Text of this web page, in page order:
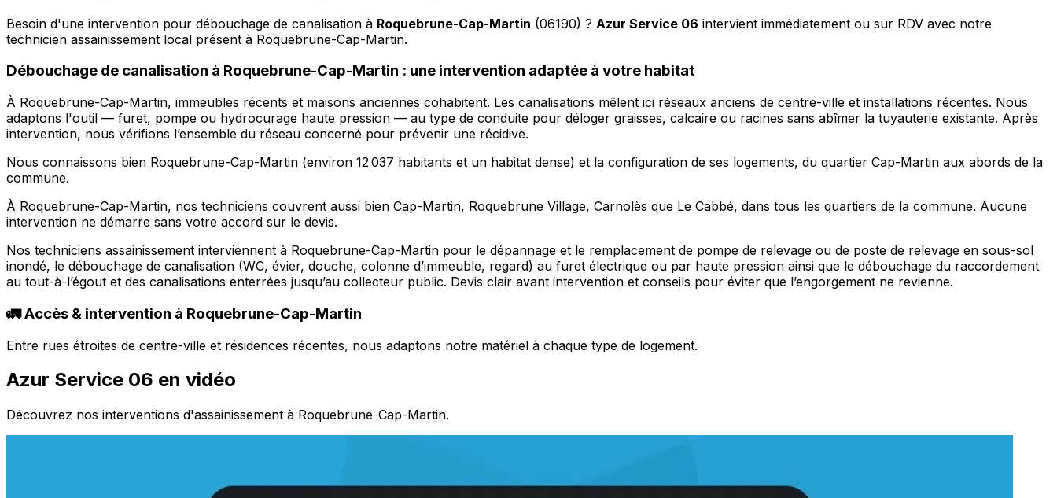
Besoin d'une intervention pour débouchage de canalisation à Roquebrune-Cap-Martin (06190) ? Azur Service 06 intervient immédiatement ou sur RDV avec notre
technicien assainissement local présent à Roquebrune-Cap-Martin.
Débouchage de canalisation à Roquebrune-Cap-Martin : une intervention adaptée à votre habitat
À Roquebrune-Cap-Martin, immeubles récents et maisons anciennes cohabitent. Les canalisations mêlent ici réseaux anciens de centre-ville et installations récentes. Nous
adaptons l'outil — furet, pompe ou hydrocurage haute pression — au type de conduite pour déloger graisses, calcaire ou racines sans abîmer la tuyauterie existante. Après
intervention, nous vérifions l’ensemble du réseau concerné pour prévenir une récidive.
Nous connaissons bien Roquebrune-Cap-Martin (environ 12 037 habitants et un habitat dense) et la configuration de ses logements, du quartier Cap-Martin aux abords de la
commune.
À Roquebrune-Cap-Martin, nos techniciens couvrent aussi bien Cap-Martin, Roquebrune Village, Carnolès que Le Cabbé, dans tous les quartiers de la commune. Aucune
intervention ne démarre sans votre accord sur le devis.
Nos techniciens assainissement interviennent à Roquebrune-Cap-Martin pour le dépannage et le remplacement de pompe de relevage ou de poste de relevage en sous-sol
inondé, le débouchage de canalisation (WC, évier, douche, colonne d’immeuble, regard) au furet électrique ou par haute pression ainsi que le débouchage du raccordement
au tout-à-l’égout et des canalisations enterrées jusqu’au collecteur public. Devis clair avant intervention et conseils pour éviter que l’engorgement ne revienne.
🚛 Accès & intervention à Roquebrune-Cap-Martin
Entre rues étroites de centre-ville et résidences récentes, nous adaptons notre matériel à chaque type de logement.
Azur Service 06 en vidéo
Découvrez nos interventions d'assainissement à Roquebrune-Cap-Martin.